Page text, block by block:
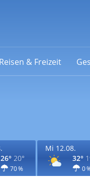
Reisen & Freizeit
26° 20°
70 %
Mi 12.08.
32°
0